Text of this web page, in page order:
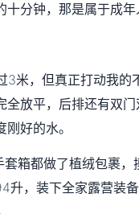
分钟，那是属于成
3米，但真正打动我的
全放平，后排还有双
好的水。
箱都做了植绒包裹
升，装下全家露营装